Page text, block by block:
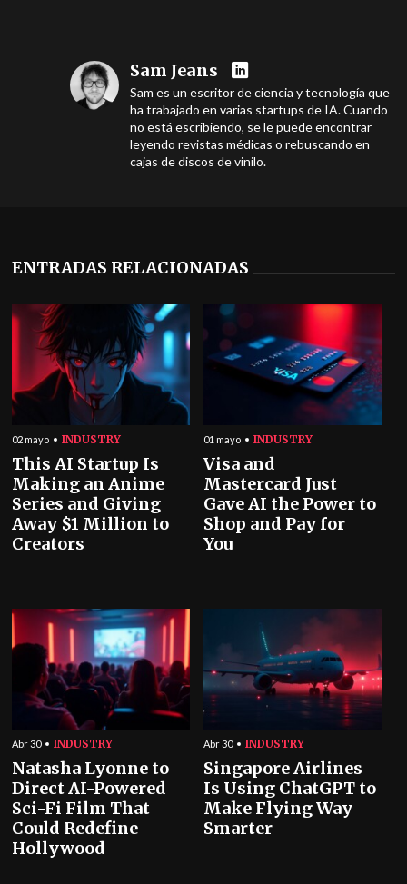
Sam Jeans
Sam es un escritor de ciencia y tecnología que
ha trabajado en varias startups de IA. Cuando
no está escribiendo, se le puede encontrar
leyendo revistas médicas o rebuscando en
cajas de discos de vinilo.
ENTRADAS RELACIONADAS
02 mayo INDUSTRY
This AI Startup Is
Making an Anime
Series and Giving
Away $1 Million to
Creators
01 mayo INDUSTRY
Visa and
Mastercard Just
Gave AI the Power to
Shop and Pay for
You
Abr 30 INDUSTRY
Natasha Lyonne to
Direct AI-Powered
Sci-Fi Film That
Could Redefine
Hollywood
Abr 30 INDUSTRY
Singapore Airlines
Is Using ChatGPT to
Make Flying Way
Smarter